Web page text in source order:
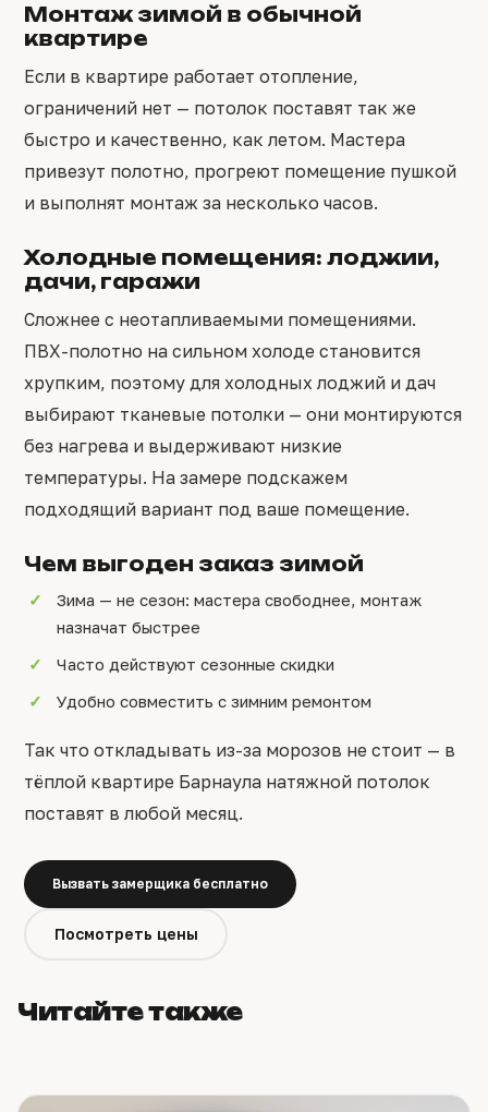
Монтаж зимой в обычной
квартире
Если в квартире работает отопление,
ограничений нет — потолок поставят так же
быстро и качественно, как летом. Мастера
привезут полотно, прогреют помещение пушкой
и выполнят монтаж за несколько часов.
Холодные помещения: лоджии,
дачи, гаражи
Сложнее с неотапливаемыми помещениями.
ПВХ-полотно на сильном холоде становится
хрупким, поэтому для холодных лоджий и дач
выбирают тканевые потолки — они монтируются
без нагрева и выдерживают низкие
температуры. На замере подскажем
подходящий вариант под ваше помещение.
Чем выгоден заказ зимой
Зима — не сезон: мастера свободнее, монтаж
назначат быстрее
Часто действуют сезонные скидки
Удобно совместить с зимним ремонтом
Так что откладывать из-за морозов не стоит — в
тёплой квартире Барнаула натяжной потолок
поставят в любой месяц.
Вызвать замерщика бесплатно
Посмотреть цены
Читайте также